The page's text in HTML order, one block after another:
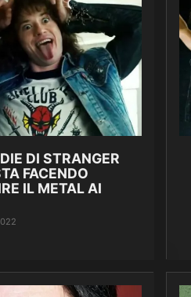
DI STRANGER
FACENDO
IL METAL AI